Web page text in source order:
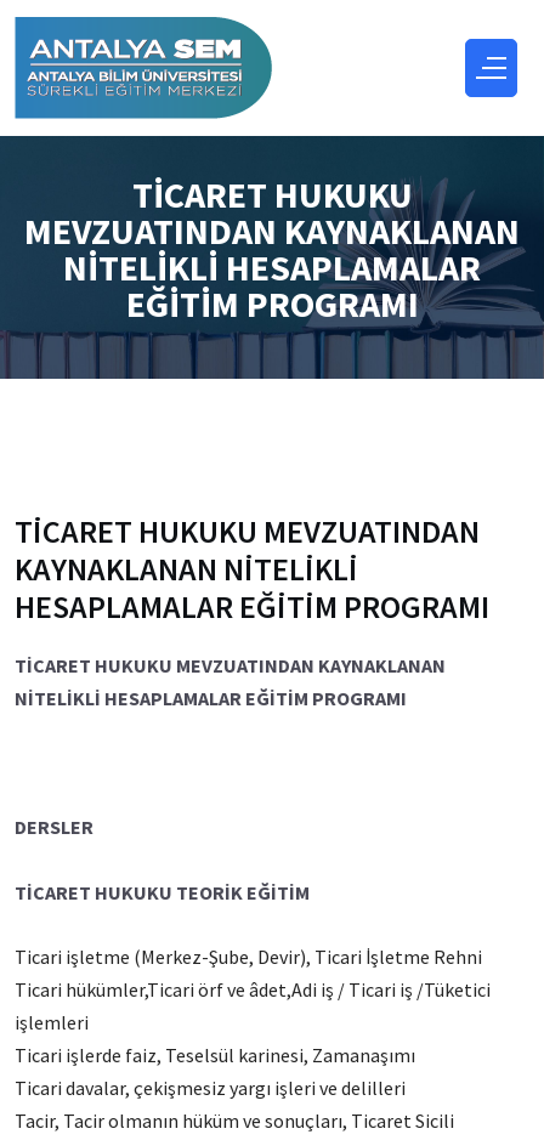
TİCARET HUKUKU
MEVZUATINDAN KAYNAKLANAN
NİTELİKLİ HESAPLAMALAR
EĞİTİM PROGRAMI
TİCARET HUKUKU MEVZUATINDAN
KAYNAKLANAN NİTELİKLİ
HESAPLAMALAR EĞİTİM PROGRAMI
TİCARET HUKUKU MEVZUATINDAN KAYNAKLANAN
NİTELİKLİ HESAPLAMALAR EĞİTİM PROGRAMI
DERSLER
TİCARET HUKUKU TEORİK EĞİTİM
Ticari işletme (Merkez-Şube, Devir), Ticari İşletme Rehni
Ticari hükümler,Ticari örf ve âdet,Adi iş / Ticari iş /Tüketici
işlemleri
Ticari işlerde faiz, Teselsül karinesi, Zamanaşımı
Ticari davalar, çekişmesiz yargı işleri ve delilleri
Tacir, Tacir olmanın hüküm ve sonuçları, Ticaret Sicili